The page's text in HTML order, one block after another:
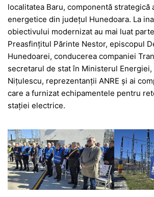
localitatea Baru, componentă strategică
energetice din județul Hunedoara. La
obiectivului modernizat au mai luat
Preasfințitul Părinte Nestor, episcopul
Hunedoarei, conducerea companiei
secretarul de stat în Ministerul Energiei,
Nițulescu, reprezentanții ANRE și ai
care a furnizat echipamentele pentru
stației electrice.